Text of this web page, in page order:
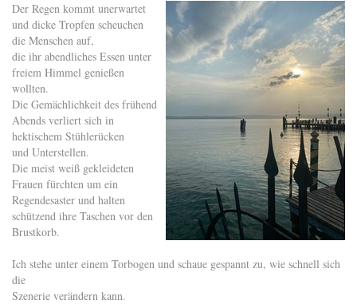
Der Regen kommt unerwartet
und dicke Tropfen scheuchen
die Menschen auf,
die ihr abendliches Essen unter
freiem Himmel genießen
wollten.
Die Gemächlichkeit des frühend
Abends verliert sich in
hektischem Stühlerücken
und Unterstellen.
Die meist weiß gekleideten
Frauen fürchten um ein
Regendesaster und halten
schützend ihre Taschen vor den
Brustkorb.
Ich stehe unter einem Torbogen und schaue gespannt zu, wie schnell sich
die
Szenerie verändern kann.